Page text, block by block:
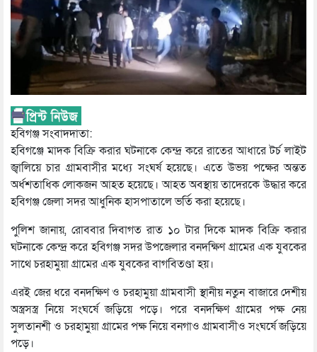
হবিগঞ্জ সংবাদদাতা:
হবিগঞ্জে মাদক বিক্রি করার ঘটনাকে কেন্দ্র করে রাতের আধারে টর্চ লাইট
জ্বালিয়ে চার গ্রামবাসীর মধ্যে সংঘর্ষ হয়েছে। এতে উভয় পক্ষের অন্তত
অর্ধশতাধিক লোকজন আহত হয়েছে। আহত অবস্থায় তাদেরকে উদ্ধার করে
হবিগঞ্জ জেলা সদর আধুনিক হাসপাতালে ভর্তি করা হয়েছে।
পুলিশ জানায়, রোববার দিবাগত রাত ১০ টার দিকে মাদক বিক্রি করার
ঘটনাকে কেন্দ্র করে হবিগঞ্জ সদর উপজেলার বনদক্ষিণ গ্রামের এক যুবকের
সাথে চরহামুয়া গ্রামের এক যুবকের বাগবিতণ্ডা হয়।
এরই জের ধরে বনদক্ষিণ ও চরহামুয়া গ্রামবাসী স্থানীয় নতুন বাজারে দেশীয়
অস্ত্রসস্ত্র নিয়ে সংঘর্ষে জড়িয়ে পড়ে। পরে বনদক্ষিণ গ্রামের পক্ষ নেয়
সুলতানশী ও চরহামুয়া গ্রামের পক্ষ নিয়ে বনগাও গ্রামবাসীও সংঘর্ষে জড়িয়ে
পড়ে।